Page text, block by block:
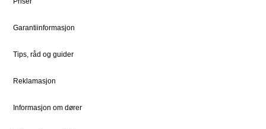
Kontakt
Vedlikehold
FOR PROFF
Natre Express
Garantiinformasjon
Tips, råd og guider
Reklamasjon
Informasjon om dører